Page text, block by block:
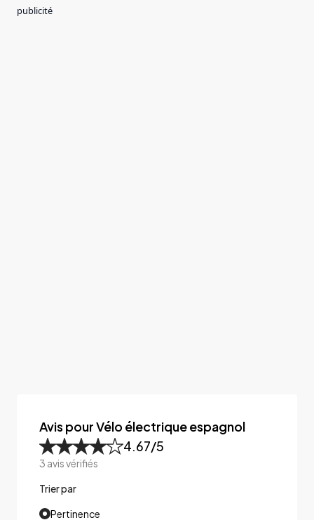
publicité
Avis pour Vélo électrique espagnol
4.67/5
3 avis vérifiés
Trier par
Pertinence